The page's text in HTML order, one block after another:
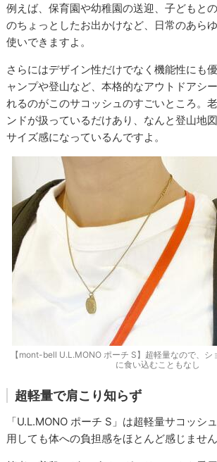
例えば、保育園や幼稚園の送迎、子どもと
のちょっとしたお出かけなど、日常のあら
使いできますよ。
さらにはデザイン性だけでなく機能性にも
ャンプや登山など、本格的なアウトドアシ
れるのがこのサコッシュのすごいところ。
ンドが扱っているだけあり、なんと登山地
サイズ感になっているんですよ。
【mont-bell U.L.MONO ポーチ S】超軽量なので、シ
に食い込むこともなし
超軽量で肩こり知らず
「U.L.MONO ポーチ S」は超軽量サコッシ
用しても体への負担感をほとんど感じません